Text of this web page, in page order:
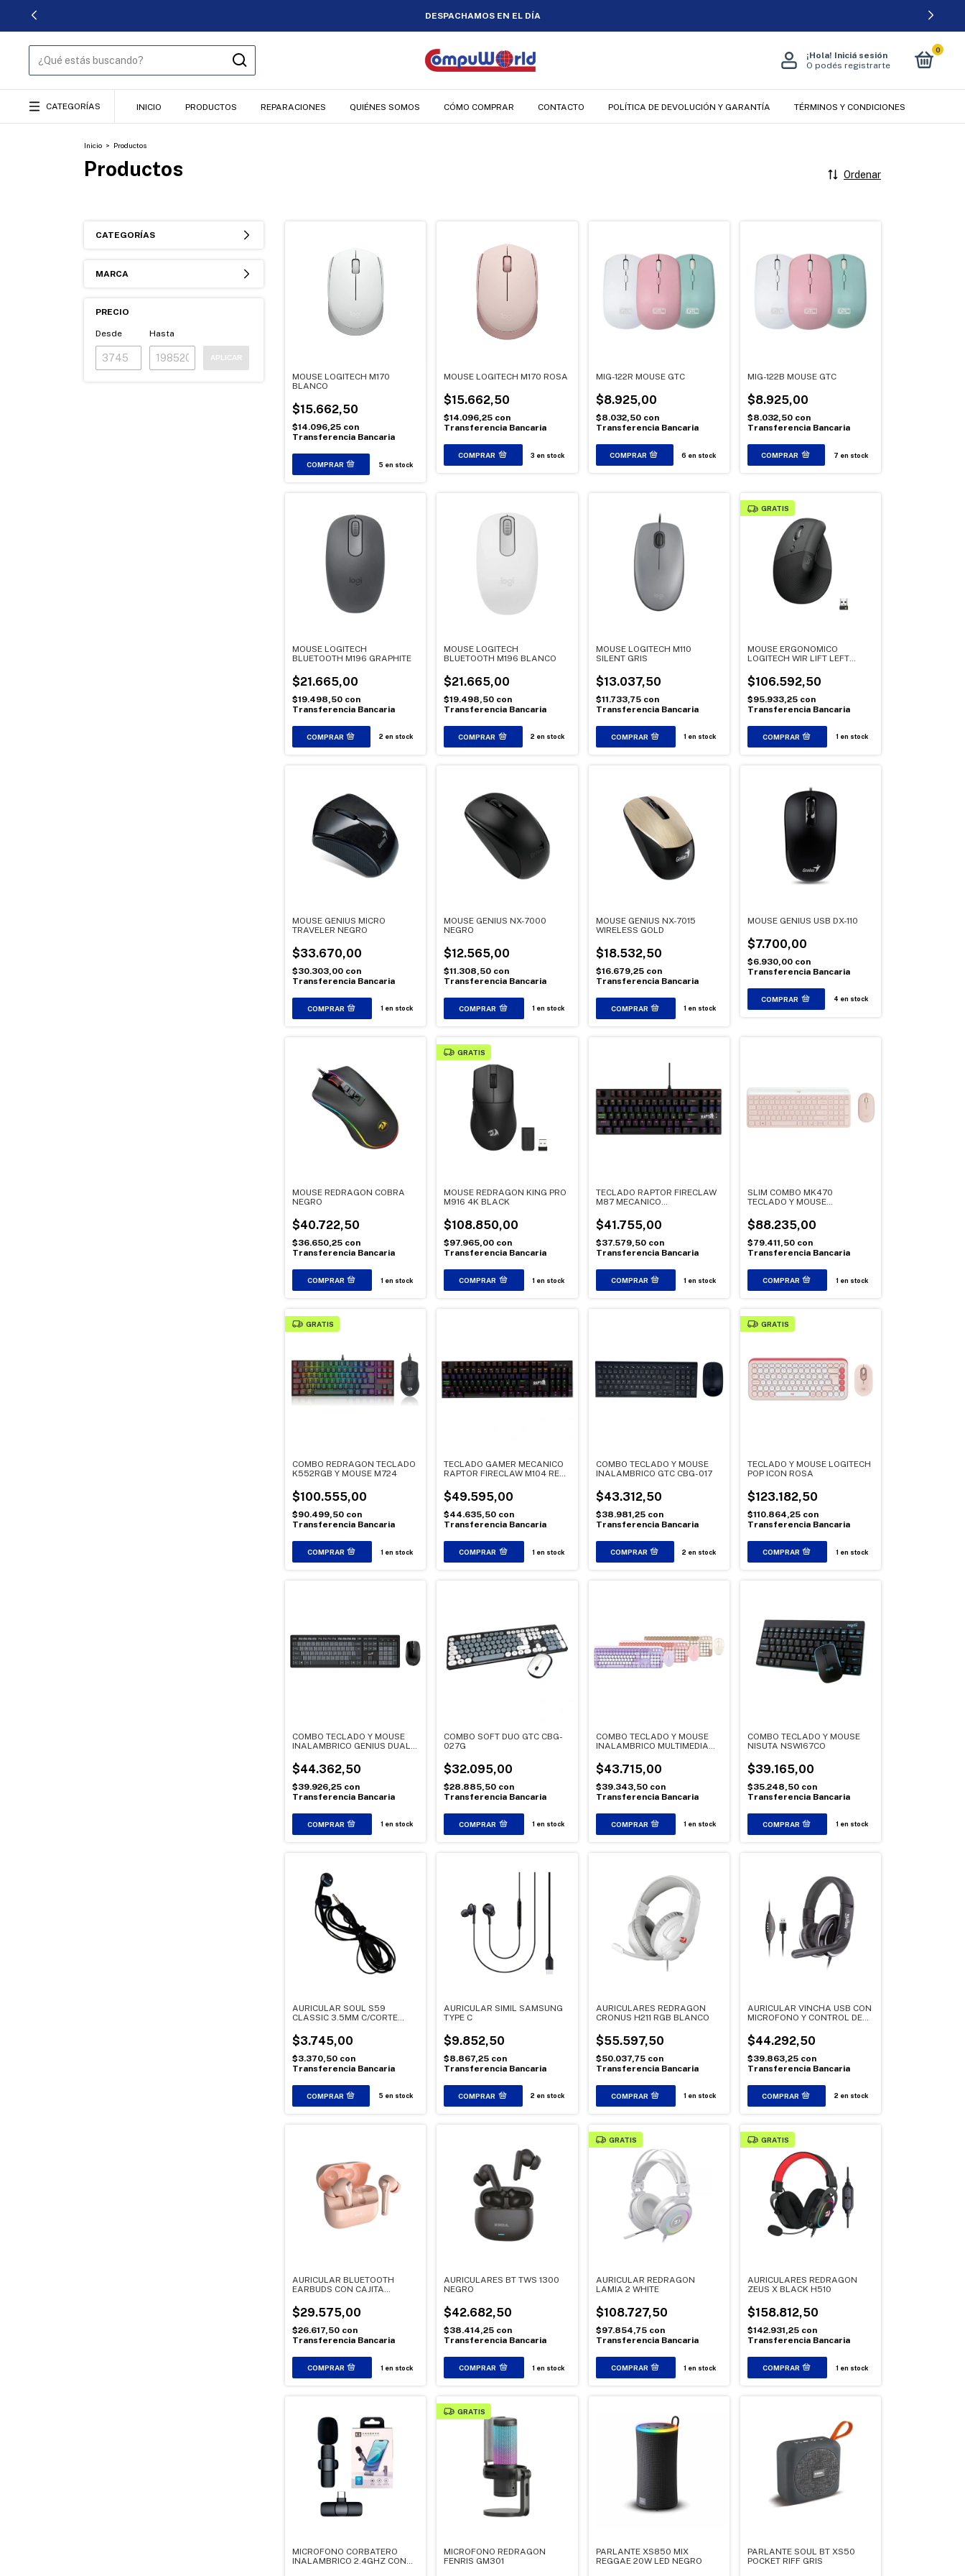
DESPACHAMOS EN EL DÍA
¡Hola! Iniciá sesión
O podés registrarte
0
CATEGORÍAS INICIO PRODUCTOS REPARACIONES QUIÉNES SOMOS CÓMO COMPRAR CONTACTO POLÍTICA DE DEVOLUCIÓN Y GARANTÍA TÉRMINOS Y CONDICIONES
Inicio > Productos
Productos Ordenar
CATEGORÍAS
MARCA
PRECIO
Desde Hasta
APLICAR
MOUSE LOGITECH M170
BLANCO
$15.662,50
$14.096,25 con
Transferencia Bancaria
5 en stock
MOUSE LOGITECH M170 ROSA
$15.662,50
$14.096,25 con
Transferencia Bancaria
3 en stock
MIG-122R MOUSE GTC
$8.925,00
$8.032,50 con
Transferencia Bancaria
6 en stock
MIG-122B MOUSE GTC
$8.925,00
$8.032,50 con
Transferencia Bancaria
7 en stock
MOUSE LOGITECH
BLUETOOTH M196 GRAPHITE
$21.665,00
$19.498,50 con
Transferencia Bancaria
2 en stock
MOUSE LOGITECH
BLUETOOTH M196 BLANCO
$21.665,00
$19.498,50 con
Transferencia Bancaria
2 en stock
MOUSE LOGITECH M110
SILENT GRIS
$13.037,50
$11.733,75 con
Transferencia Bancaria
1 en stock
GRATIS
MOUSE ERGONOMICO
LOGITECH WIR LIFT LEFT
$106.592,50
$95.933,25 con
Transferencia Bancaria
1 en stock
MOUSE GENIUS MICRO
TRAVELER NEGRO
$33.670,00
$30.303,00 con
Transferencia Bancaria
1 en stock
MOUSE GENIUS NX-7000
NEGRO
$12.565,00
$11.308,50 con
Transferencia Bancaria
1 en stock
MOUSE GENIUS NX-7015
WIRELESS GOLD
$18.532,50
$16.679,25 con
Transferencia Bancaria
1 en stock
MOUSE GENIUS USB DX-110
$7.700,00
$6.930,00 con
Transferencia Bancaria
4 en stock
MOUSE REDRAGON COBRA
NEGRO
$40.722,50
$36.650,25 con
Transferencia Bancaria
1 en stock
GRATIS
MOUSE REDRAGON KING PRO
M916 4K BLACK
$108.850,00
$97.965,00 con
Transferencia Bancaria
1 en stock
TECLADO RAPTOR FIRECLAW
M87 MECANICO
RED
$41.755,00
$37.579,50 con
Transferencia Bancaria
1 en stock
SLIM COMBO MK470
TECLADO Y MOUSE
$88.235,00
$79.411,50 con
Transferencia Bancaria
1 en stock
GRATIS
COMBO REDRAGON TECLADO
K552RGB Y MOUSE M724
$100.555,00
$90.499,50 con
Transferencia Bancaria
1 en stock
TECLADO GAMER MECANICO
RAPTOR FIRECLAW M104 RED
$49.595,00
$44.635,50 con
Transferencia Bancaria
1 en stock
COMBO TECLADO Y MOUSE
INALAMBRICO GTC CBG-017
$43.312,50
$38.981,25 con
Transferencia Bancaria
2 en stock
GRATIS
TECLADO Y MOUSE LOGITECH
POP ICON ROSA
$123.182,50
$110.864,25 con
Transferencia Bancaria
1 en stock
COMBO TECLADO Y MOUSE
INALAMBRICO GENIUS DUAL
$44.362,50
$39.926,25 con
Transferencia Bancaria
1 en stock
COMBO SOFT DUO GTC CBG-
027G
$32.095,00
$28.885,50 con
Transferencia Bancaria
1 en stock
COMBO TECLADO Y MOUSE
INALAMBRICO MULTIMEDIA
$43.715,00
$39.343,50 con
Transferencia Bancaria
1 en stock
COMBO TECLADO Y MOUSE
NISUTA NSWI67CO
$39.165,00
$35.248,50 con
Transferencia Bancaria
1 en stock
AURICULAR SOUL S59
CLASSIC 3.5MM C/CORTE
$3.745,00
$3.370,50 con
Transferencia Bancaria
5 en stock
AURICULAR SIMIL SAMSUNG
TYPE C
$9.852,50
$8.867,25 con
Transferencia Bancaria
2 en stock
AURICULARES REDRAGON
CRONUS H211 RGB BLANCO
$55.597,50
$50.037,75 con
Transferencia Bancaria
1 en stock
AURICULAR VINCHA USB CON
MICROFONO Y CONTROL DE
$44.292,50
$39.863,25 con
Transferencia Bancaria
2 en stock
AURICULAR BLUETOOTH
EARBUDS CON CAJITA
$29.575,00
$26.617,50 con
Transferencia Bancaria
1 en stock
AURICULARES BT TWS 1300
NEGRO
$42.682,50
$38.414,25 con
Transferencia Bancaria
1 en stock
GRATIS
AURICULAR REDRAGON
LAMIA 2 WHITE
$108.727,50
$97.854,75 con
Transferencia Bancaria
1 en stock
GRATIS
AURICULARES REDRAGON
ZEUS X BLACK H510
$158.812,50
$142.931,25 con
Transferencia Bancaria
1 en stock
MICROFONO CORBATERO
INALAMBRICO 2.4GHZ CON
GRATIS
MICROFONO REDRAGON
FENRIS GM301
PARLANTE XS850 MIX
REGGAE 20W LED NEGRO
PARLANTE SOUL BT XS50
POCKET RIFF GRIS